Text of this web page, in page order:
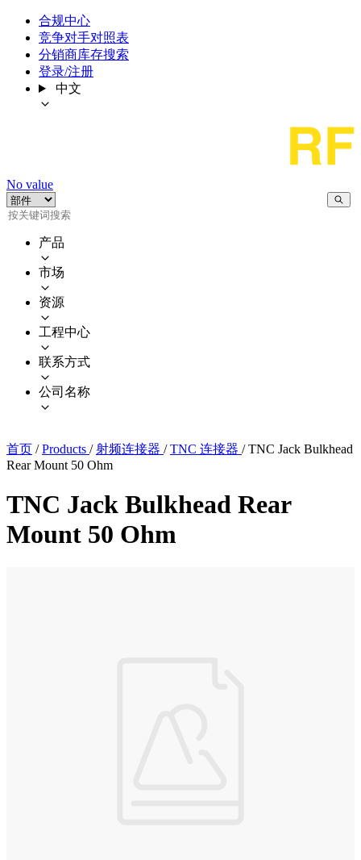
合规中心
竞争对手对照表
分销商库存搜索
登录/注册
中文
No value
产品
市场
资源
工程中心
联系方式
公司名称
首页 / Products / 射频连接器 / TNC 连接器 / TNC Jack Bulkhead
Rear Mount 50 Ohm
TNC Jack Bulkhead Rear
Mount 50 Ohm